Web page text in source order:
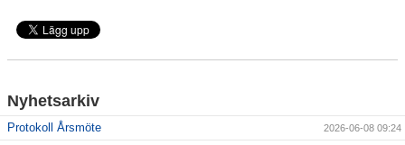
Nyhetsarkiv
Protokoll Årsmöte 2026-06-08 09:24